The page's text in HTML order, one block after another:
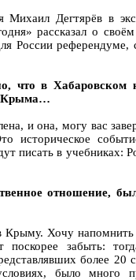
Михаил Дегтярёв в
рассказал о
России референдуме,
что в Хабаровском
Крыма…
и она, могу вас
историческое
писать в учебниках:
отношение,
Крыму. Хочу
поскорее забыть:
более 20
было много